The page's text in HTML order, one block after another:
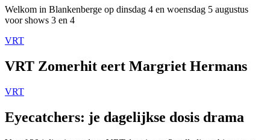
Welkom in Blankenberge op dinsdag 4 en woensdag 5 augustus
voor shows 3 en 4
VRT
VRT Zomerhit eert Margriet Hermans
VRT
Eyecatchers: je dagelijkse dosis drama